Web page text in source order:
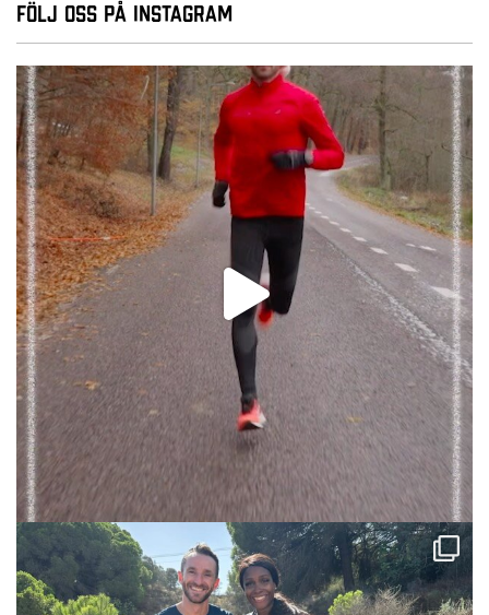
Följ oss på Instagram